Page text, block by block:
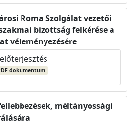
Roma Szolgálat vezetői
bizottság felkérése a
véleményezésére
dokumentum
méltányossági